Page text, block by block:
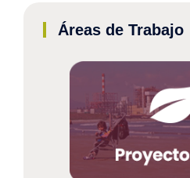
Áreas de Trabajo